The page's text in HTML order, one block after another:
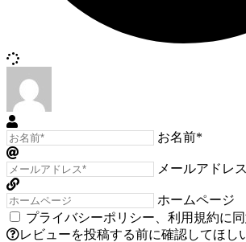
お名前*
メールアドレ
ホームページ
プライバシーポリシー
利用規約に
レビューを投稿する前に確認してほし